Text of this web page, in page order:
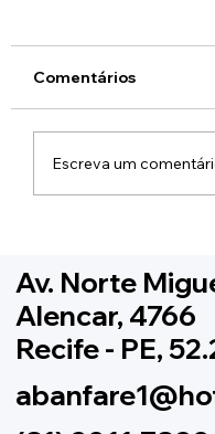
Comentários
Escreva um
Av. Norte
Alencar, 4766
Recife - PE,